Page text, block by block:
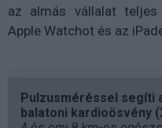
az almás vállalat teljes
Apple Watchot és az
Pulzusméréssel segíti
balatoni kardioösvény